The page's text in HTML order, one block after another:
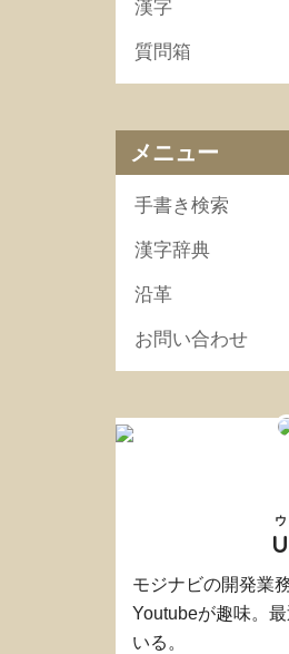
漢字
質問箱
メニュー
手書き検索
漢字辞典
沿革
お問い合わせ
モジナビの開発業
Youtubeが趣味。
いる。